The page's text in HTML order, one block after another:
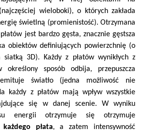
wieloboki), o których zakłada
świetlną (promienistość). Otrzymana
jest bardzo gęsta, znacznie gęstsza
obiektów definiujących powierzchnię (o
3D). Każdy z płatów wynikłych z
określony sposób odbija, przepuszcza
światło (jedna możliwość nie
każdy z płatów mają wpływ wszystkie
się w danej scenie. W wyniku
energii otrzymuje się otrzymuje
płata, a zatem intensywność